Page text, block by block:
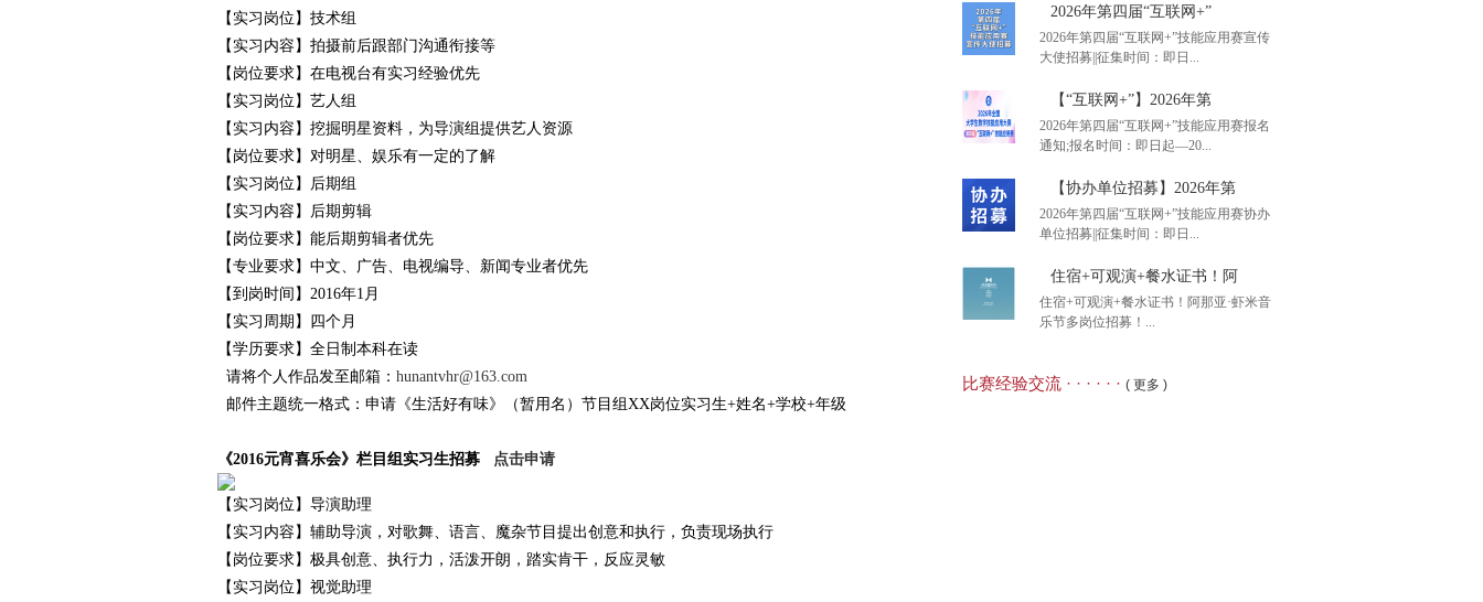
【实习岗位】技术组
【实习内容】拍摄前后跟部门沟通衔接等
【岗位要求】在电视台有实习经验优先
【实习岗位】艺人组
【实习内容】挖掘明星资料，为导演组提供艺人资源
【岗位要求】对明星、娱乐有一定的了解
【实习岗位】后期组
【实习内容】后期剪辑
【岗位要求】能后期剪辑者优先
【专业要求】中文、广告、电视编导、新闻专业者优先
【到岗时间】2016年1月
【实习周期】四个月
【学历要求】全日制本科在读
请将个人作品发至邮箱： hunantvhr@163.com
邮件主题统一格式：申请《生活好有味》（暂用名）节目组XX岗位实习生+姓名+学校+年级
《2016元宵喜乐会》栏目组实习生招募 点击申请
【实习岗位】导演助理
【实习内容】辅助导演，对歌舞、语言、魔杂节目提出创意和执行，负责现场执行
【岗位要求】极具创意、执行力，活泼开朗，踏实肯干，反应灵敏
【实习岗位】视觉助理
【可观演+包餐水+礼包 |
2026年第四届“互联网+”
2026年第四届“互联网+”技能应用赛宣传
大使招募||征集时间：即日...
2026年第四届“互联网+”
【“互联网+”】2026年第
2026年第四届“互联网+”技能应用赛报名
通知;报名时间：即日起—20...
【“互联网+”】2026年第
【协办单位招募】2026年第
2026年第四届“互联网+”技能应用赛协办
单位招募||征集时间：即日...
【协办单位招募】2026年第
住宿+可观演+餐水证书！阿
住宿+可观演+餐水证书！阿那亚·虾米音
乐节多岗位招募！...
比赛经验交流 · · · · · · ( 更多 )